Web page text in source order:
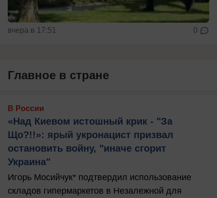
вчера в 17:51 0
Главное в стране
В России
«Над Киевом истошный крик - "За
Що?!!»: ярый укронацист призвал
остановить войну, "иначе сгорит
Украина"
Игорь Мосийчук* подтвердил использование
складов гипермаркетов в Незалежной для